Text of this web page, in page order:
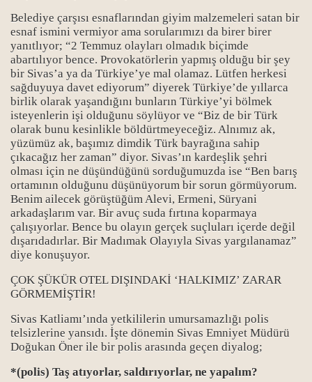
Belediye çarşısı esnaflarından giyim malzemeleri satan bir
esnaf ismini vermiyor ama sorularımızı da birer birer
yanıtlıyor; “2 Temmuz olayları olmadık biçimde
abartılıyor bence. Provokatörlerin yapmış olduğu bir şey
bir Sivas’a ya da Türkiye’ye mal olamaz. Lütfen herkesi
sağduyuya davet ediyorum” diyerek Türkiye’de yıllarca
birlik olarak yaşandığını bunların Türkiye’yi bölmek
isteyenlerin işi olduğunu söylüyor ve “Biz de bir Türk
olarak bunu kesinlikle böldürtmeyeceğiz. Alnımız ak,
yüzümüz ak, başımız dimdik Türk bayrağına sahip
çıkacağız her zaman” diyor. Sivas’ın kardeşlik şehri
olması için ne düşündüğünü sorduğumuzda ise “Ben barış
ortamının olduğunu düşünüyorum bir sorun görmüyorum.
Benim ailecek görüştüğüm Alevi, Ermeni, Süryani
arkadaşlarım var. Bir avuç suda fırtına koparmaya
çalışıyorlar. Bence bu olayın gerçek suçluları içerde değil
dışarıdadırlar. Bir Madımak Olayıyla Sivas yargılanamaz”
diye konuşuyor.
ÇOK ŞÜKÜR OTEL DIŞINDAKİ ‘HALKIMIZ’ ZARAR
GÖRMEMİŞTİR!
Sivas Katliamı’ında yetkililerin umursamazlığı polis
telsizlerine yansıdı. İşte dönemin Sivas Emniyet Müdürü
Doğukan Öner ile bir polis arasında geçen diyalog;
*(polis) Taş atıyorlar, saldırıyorlar, ne yapalım?